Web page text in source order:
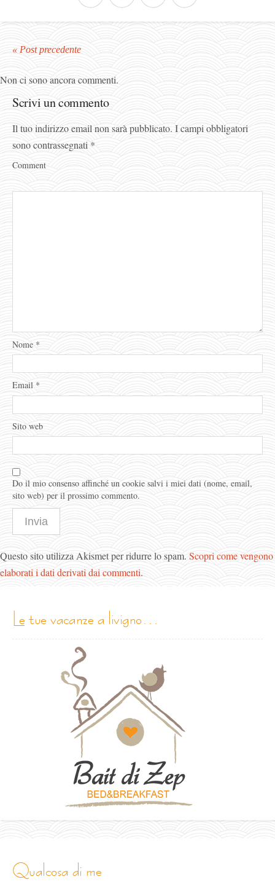
« Post precedente
Non ci sono ancora commenti.
Scrivi un commento
Il tuo indirizzo email non sarà pubblicato. I campi obbligatori
sono contrassegnati *
Comment
Nome *
Email *
Sito web
Do il mio consenso affinché un cookie salvi i miei dati (nome, email,
sito web) per il prossimo commento.
Questo sito utilizza Akismet per ridurre lo spam. Scopri come vengono
elaborati i dati derivati dai commenti.
le tue vacanze a livigno…
qualcosa di me